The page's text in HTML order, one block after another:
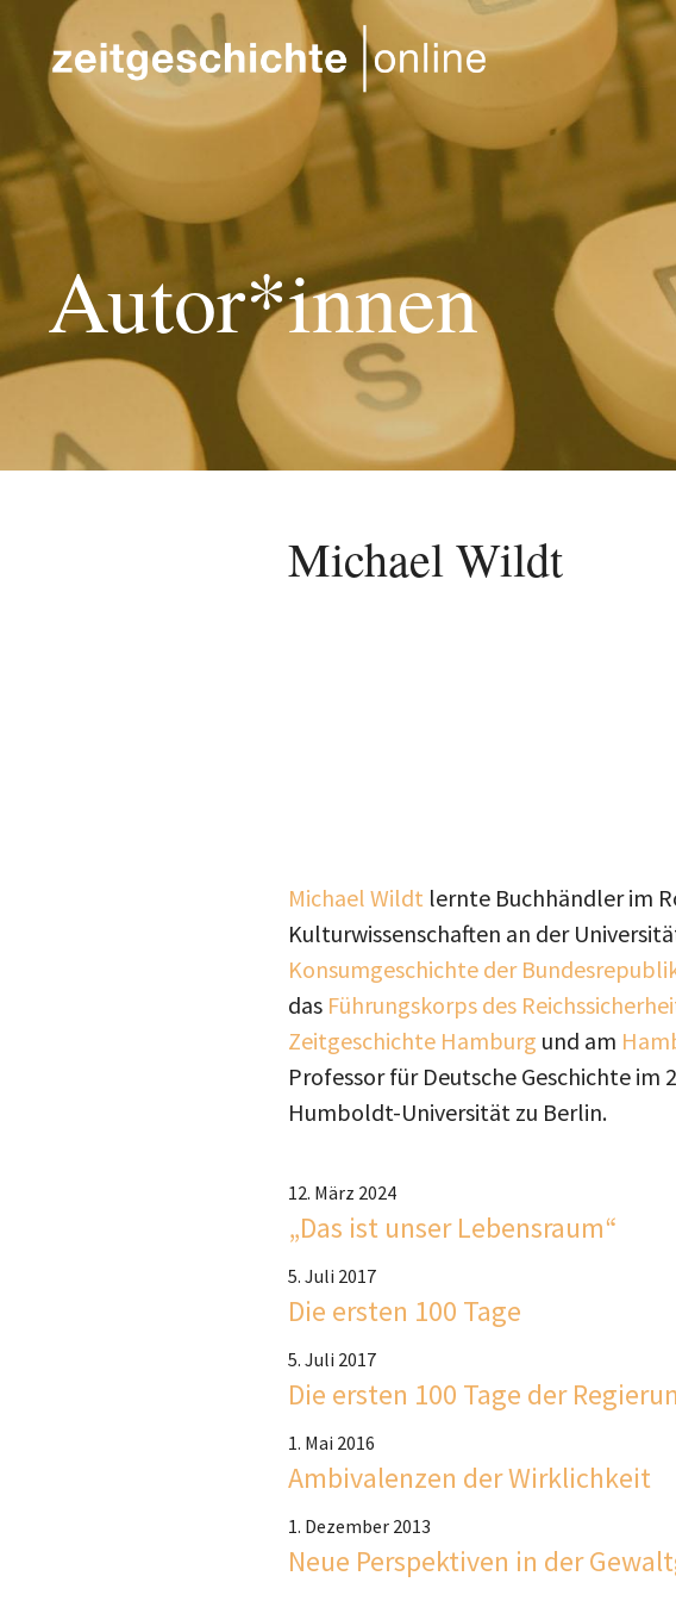
Direkt zum Inhalt
Autor*innen
Michael Wildt
Michael Wildt lernte Buchhändler im
Kulturwissenschaften an der
Konsumgeschichte der
das Führungskorps des
Zeitgeschichte Hamburg und am
Professor für Deutsche Geschichte
Humboldt-Universität zu Berlin.
12. März 2024
„Das ist unser Lebensraum“
5. Juli 2017
Die ersten 100 Tage
5. Juli 2017
Die ersten 100 Tage der
1. Mai 2016
Ambivalenzen der Wirklichkeit
1. Dezember 2013
Neue Perspektiven in der